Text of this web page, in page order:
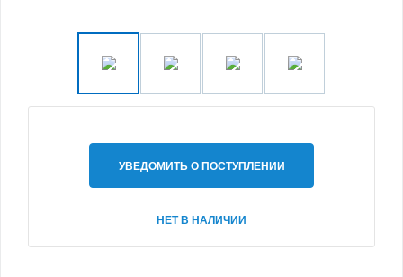
УВЕДОМИТЬ О ПОСТУПЛЕНИИ
НЕТ В НАЛИЧИИ